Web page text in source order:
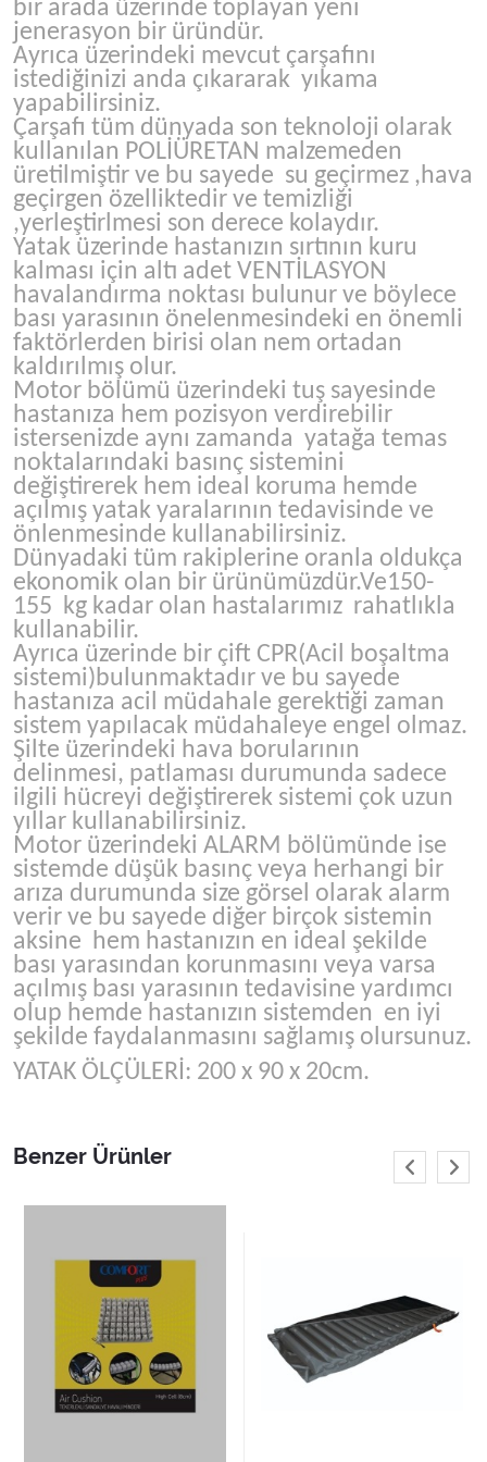
bir arada üzerinde toplayan yeni
jenerasyon bir üründür.
Ayrıca üzerindeki mevcut çarşafını
istediğinizi anda çıkararak yıkama
yapabilirsiniz.
Çarşafı tüm dünyada son teknoloji olarak
kullanılan POLİÜRETAN malzemeden
üretilmiştir ve bu sayede su geçirmez ,hava
geçirgen özelliktedir ve temizliği
,yerleştirlmesi son derece kolaydır.
Yatak üzerinde hastanızın sırtının kuru
kalması için altı adet VENTİLASYON
havalandırma noktası bulunur ve böylece
bası yarasının önelenmesindeki en önemli
faktörlerden birisi olan nem ortadan
kaldırılmış olur.
Motor bölümü üzerindeki tuş sayesinde
hastanıza hem pozisyon verdirebilir
istersenizde aynı zamanda yatağa temas
noktalarındaki basınç sistemini
değiştirerek hem ideal koruma hemde
açılmış yatak yaralarının tedavisinde ve
önlenmesinde kullanabilirsiniz.
Dünyadaki tüm rakiplerine oranla oldukça
ekonomik olan bir ürünümüzdür.Ve150-
155 kg kadar olan hastalarımız rahatlıkla
kullanabilir.
Ayrıca üzerinde bir çift CPR(Acil boşaltma
sistemi)bulunmaktadır ve bu sayede
hastanıza acil müdahale gerektiği zaman
sistem yapılacak müdahaleye engel olmaz.
Şilte üzerindeki hava borularının
delinmesi, patlaması durumunda sadece
ilgili hücreyi değiştirerek sistemi çok uzun
yıllar kullanabilirsiniz.
Motor üzerindeki ALARM bölümünde ise
sistemde düşük basınç veya herhangi bir
arıza durumunda size görsel olarak alarm
verir ve bu sayede diğer birçok sistemin
aksine hem hastanızın en ideal şekilde
bası yarasından korunmasını veya varsa
açılmış bası yarasının tedavisine yardımcı
olup hemde hastanızın sistemden en iyi
şekilde faydalanmasını sağlamış olursunuz.
YATAK ÖLÇÜLERİ: 200 x 90 x 20cm.
Benzer Ürünler